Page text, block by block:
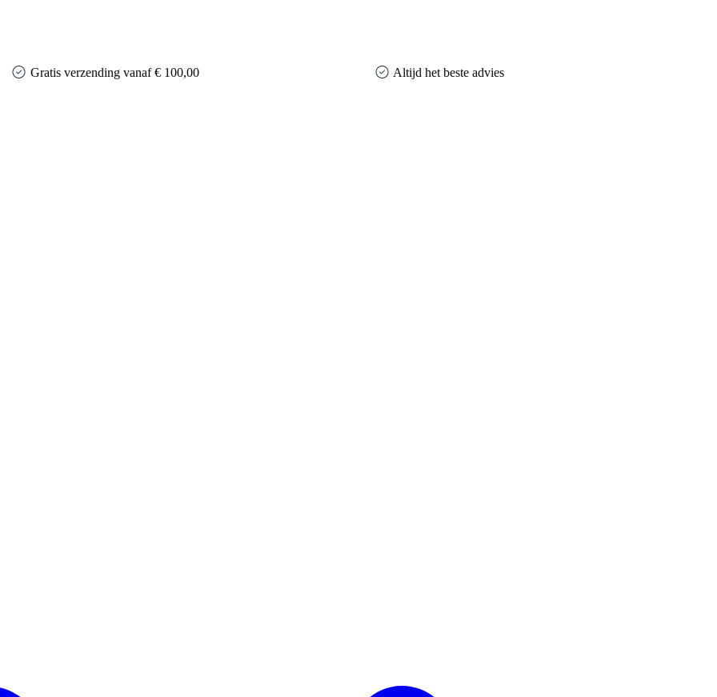
Gratis verzending vanaf € 100,00 Altijd het beste advies